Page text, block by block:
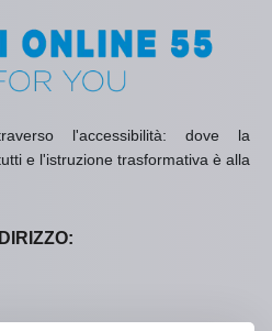
l'accessibilità: dove la
e l'istruzione trasformativa è alla